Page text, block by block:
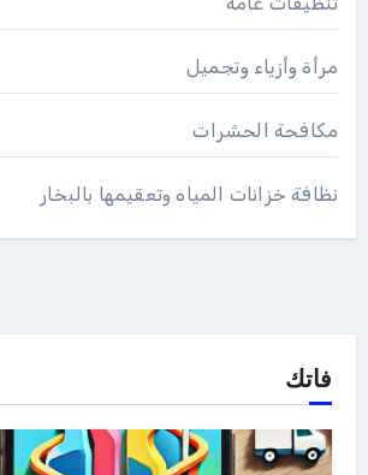
مرأة وأزياء وتجميل
مكافحة الحشرات
نظافة خزانات المياه وتعقيمها بالبخار
فاتك